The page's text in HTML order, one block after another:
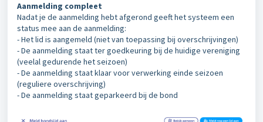
Aanmelding compleet
Nadat je de aanmelding hebt afgerond geeft het systeem een
status mee aan de aanmelding:
- Het lid is aangemeld (niet van toepassing bij overschrijvingen)
- De aanmelding staat ter goedkeuring bij de huidige vereniging
(veelal gedurende het seizoen)
- De aanmelding staat klaar voor verwerking einde seizoen
(reguliere overschrijving)
- De aanmelding staat geparkeerd bij de bond